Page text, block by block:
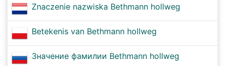
Znaczenie nazwiska Bethmann hollweg
Betekenis van Bethmann hollweg
Значение фамилии Bethmann hollweg